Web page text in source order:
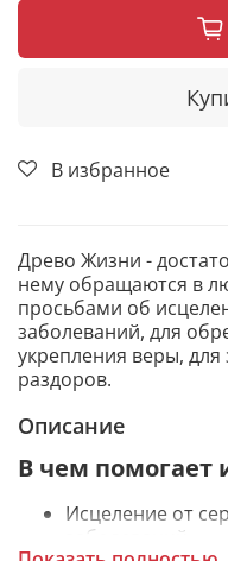
В избранное
Древо Жизни -
нему обращаются в
просьбами об
заболеваний, для
укрепления веры,
раздоров.
Описание
В чем помогает
Исцеление от
заболеваний.